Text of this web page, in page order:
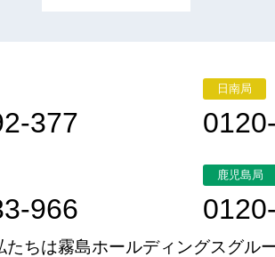
377
日南局
966
鹿児島局
たちは霧島ホールディングスグル